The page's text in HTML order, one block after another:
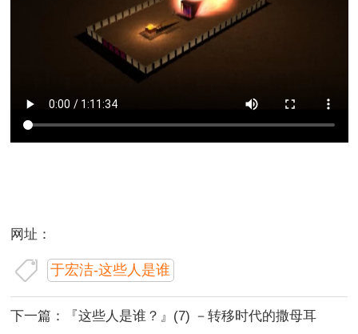
网址：
于宏洁-这些人是谁
下一篇： 『这些人是谁？』(7) －转移时代的撒母耳